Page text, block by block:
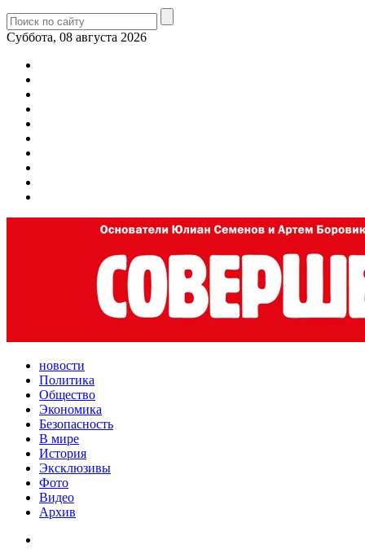
Суббота, 08 августа 2026
новости
Политика
Общество
Экономика
Безопасность
В мире
История
Эксклюзивы
Фото
Видео
Архив